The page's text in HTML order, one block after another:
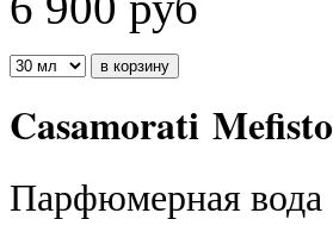
Casamorati Mefisto
Парфюмерная вода